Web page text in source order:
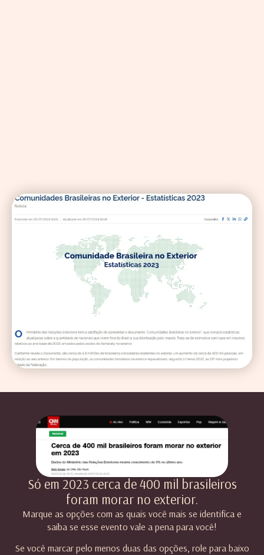
Só em 2023 cerca de 400 mil brasileiros
foram morar no exterior.
Marque as opções com as quais você mais se identifica e
saiba se esse evento vale a pena para você!
Se você marcar pelo menos duas das opções, role para baixo